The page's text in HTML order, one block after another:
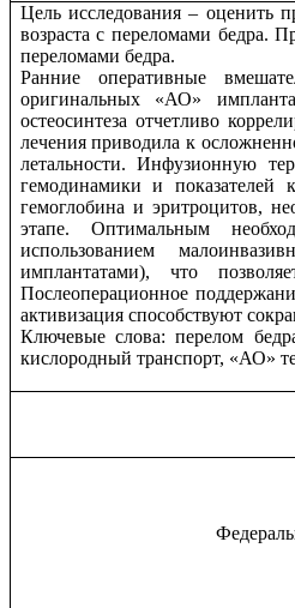
Цель исследования – оценить
возраста с переломами бедра.
переломами бедра.
Ранние оперативные
оригинальных «АО»
остеосинтеза отчетливо
лечения приводила к
летальности. Инфузионную
гемодинамики и показателей
гемоглобина и эритроцитов,
этапе. Оптимальным
использованием
имплантатами), что
Послеоперационное
активизация способствуют
Ключевые слова: перелом
кислородный транспорт, «АО»